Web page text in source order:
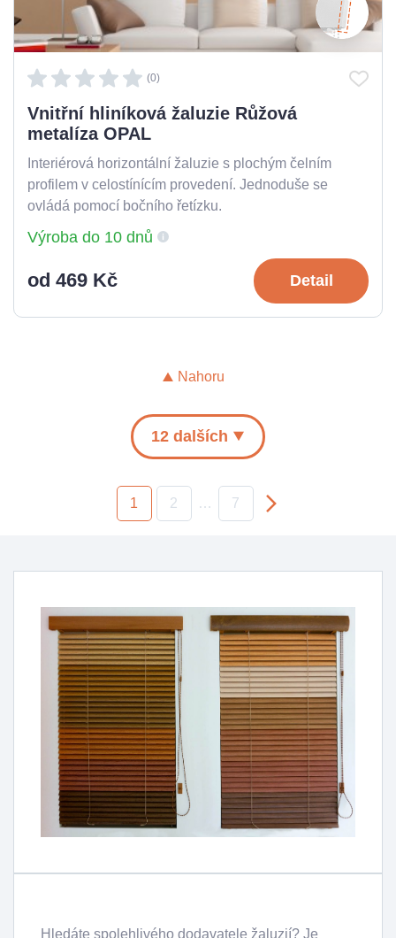
(0)
Vnitřní hliníková žaluzie Růžová
metalíza OPAL
Interiérová horizontální žaluzie s plochým čelním
profilem v celostínícím provedení. Jednoduše se
ovládá pomocí bočního řetízku.
Výroba do 10 dnů
od 469 Kč Detail
Nahoru
12 dalších
1 2 … 7
Hledáte spolehlivého dodavatele žaluzií? Je